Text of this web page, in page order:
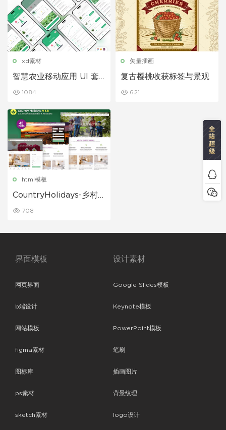
xd素材
智慧农业移动应用 UI 套
1084
矢量插画
复古樱桃收获标签与景观
621
html模板
CountryHolidays-乡村
站html模板
708
界面模板
网页界面
b端设计
网站模板
figma素材
图标库
ps素材
sketch素材
设计素材
Google Slides模板
Keynote模板
PowerPoint模板
笔刷
插画图片
背景纹理
logo设计